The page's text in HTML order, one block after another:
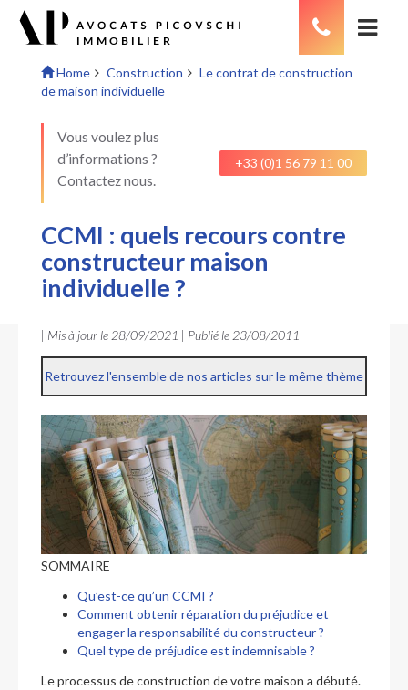
Home Construction
Le contrat de construction
de maison individuelle
Vous voulez plus
d’informations ?
Contactez nous.
+33 (0)1 56 79 11 00
CCMI : quels recours contre
constructeur maison
individuelle ?
| Mis à jour le 28/09/2021 | Publié le 23/08/2011
Retrouvez l'ensemble de nos articles sur le même thème
SOMMAIRE
Qu’est-ce qu’un CCMI ?
Comment obtenir réparation du préjudice et
engager la responsabilité du constructeur ?
Quel type de préjudice est indemnisable ?
Le processus de construction de votre maison a débuté.